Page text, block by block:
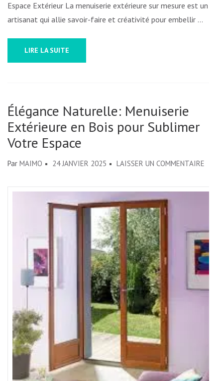
Espace Extérieur La menuiserie extérieure sur mesure est un
artisanat qui allie savoir-faire et créativité pour embellir …
LIRE LA SUITE
Élégance Naturelle: Menuiserie
Extérieure en Bois pour Sublimer
Votre Espace
Par MAIMO 24 JANVIER 2025 LAISSER UN COMMENTAIRE
EN
BOIS
POUR